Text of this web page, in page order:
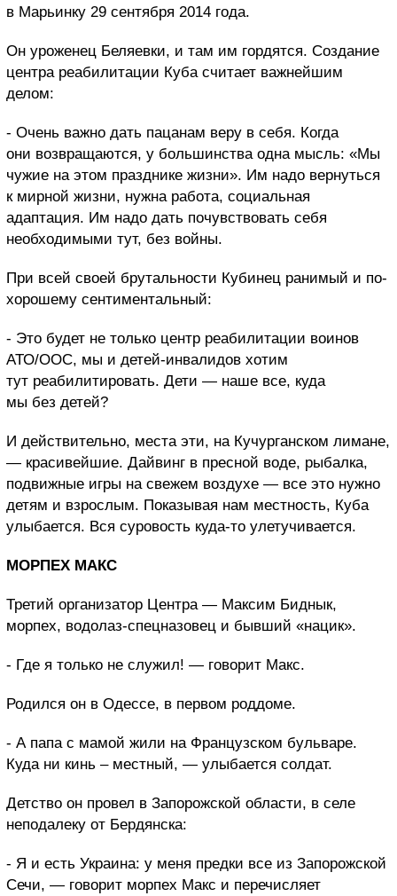
в Марьинку 29 сентября 2014 года.
Он уроженец Беляевки, и там им гордятся. Создание
центра реабилитации Куба считает важнейшим
делом:
- Очень важно дать пацанам веру в себя. Когда
они возвращаются, у большинства одна мысль: «Мы
чужие на этом празднике жизни». Им надо вернуться
к мирной жизни, нужна работа, социальная
адаптация. Им надо дать почувствовать себя
необходимыми тут, без войны.
При всей своей брутальности Кубинец ранимый и по-
хорошему сентиментальный:
- Это будет не только центр реабилитации воинов
АТО/ООС, мы и детей-инвалидов хотим
тут реабилитировать. Дети — наше все, куда
мы без детей?
И действительно, места эти, на Кучурганском лимане,
— красивейшие. Дайвинг в пресной воде, рыбалка,
подвижные игры на свежем воздухе — все это нужно
детям и взрослым. Показывая нам местность, Куба
улыбается. Вся суровость куда-то улетучивается.
МОРПЕХ МАКС
Третий организатор Центра — Максим Биднык,
морпех, водолаз-спецназовец и бывший «нацик».
- Где я только не служил! — говорит Макс.
Родился он в Одессе, в первом роддоме.
- А папа с мамой жили на Французском бульваре.
Куда ни кинь – местный, — улыбается солдат.
Детство он провел в Запорожской области, в селе
неподалеку от Бердянска:
- Я и есть Украина: у меня предки все из Запорожской
Сечи, — говорит морпех Макс и перечисляет